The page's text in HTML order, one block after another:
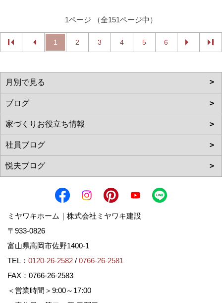
1ページ （全151ページ中）
1 2 3 4 5 6
ミヤワキホーム｜株式会社ミヤワキ建設
〒933-0826
富山県高岡市佐野1400-1
TEL： 0120-26-2582 / 0766-26-2581
FAX：0766-26-2583
＜営業時間＞9:00～17:00